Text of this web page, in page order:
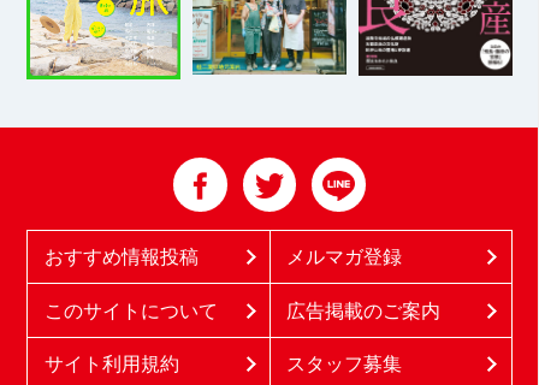
おすすめ情報投稿 メルマガ登録
このサイトについて 広告掲載のご案内
サイト利用規約 スタッフ募集